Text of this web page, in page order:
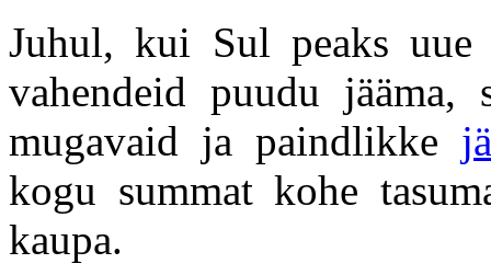
Juhul, kui Sul peaks
vahendeid puudu jääma,
mugavaid ja paindlikke
kogu summat kohe
kaupa.